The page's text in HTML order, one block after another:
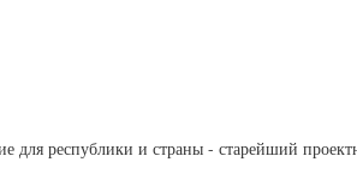
для республики и страны - старейший